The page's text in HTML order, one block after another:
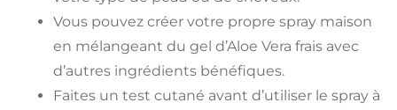
Vous pouvez créer votre propre spray maison
en mélangeant du gel d’Aloe Vera frais avec
d’autres ingrédients bénéfiques.
Faites un test cutané avant d’utiliser le spray à